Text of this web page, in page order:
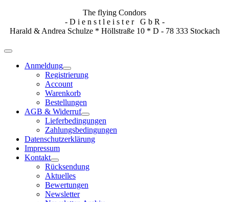
The flying Condors
- D i e n s t l e i s t e r G b R -
Harald & Andrea Schulze * Höllstraße 10 * D - 78 333 Stockach
Anmeldung
Registrierung
Account
Warenkorb
Bestellungen
AGB & Widerruf
Lieferbedingungen
Zahlungsbedingungen
Datenschutzerklärung
Impressum
Kontakt
Rücksendung
Aktuelles
Bewertungen
Newsletter